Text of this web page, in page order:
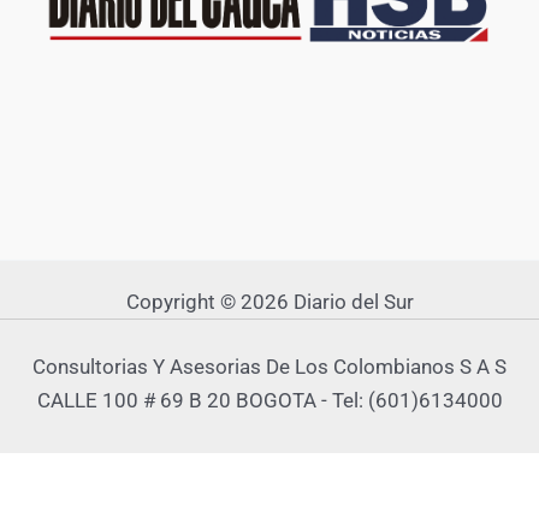
Copyright © 2026 Diario del Sur
Consultorias Y Asesorias De Los Colombianos S A S
CALLE 100 # 69 B 20 BOGOTA - Tel: (601)6134000